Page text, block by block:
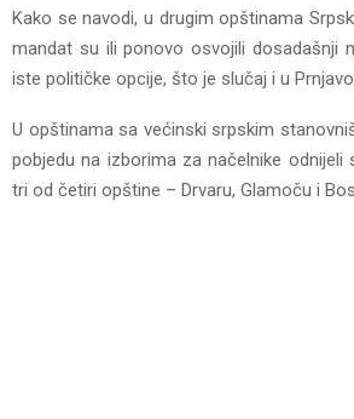
Kako se navodi, u drugim opštinama
mandat su ili ponovo osvojili dosadašnji
iste političke opcije, što je slučaj i u
U opštinama sa većinski srpskim
pobjedu na izborima za načelnike odnijeli
tri od četiri opštine – Drvaru, Glamoču i